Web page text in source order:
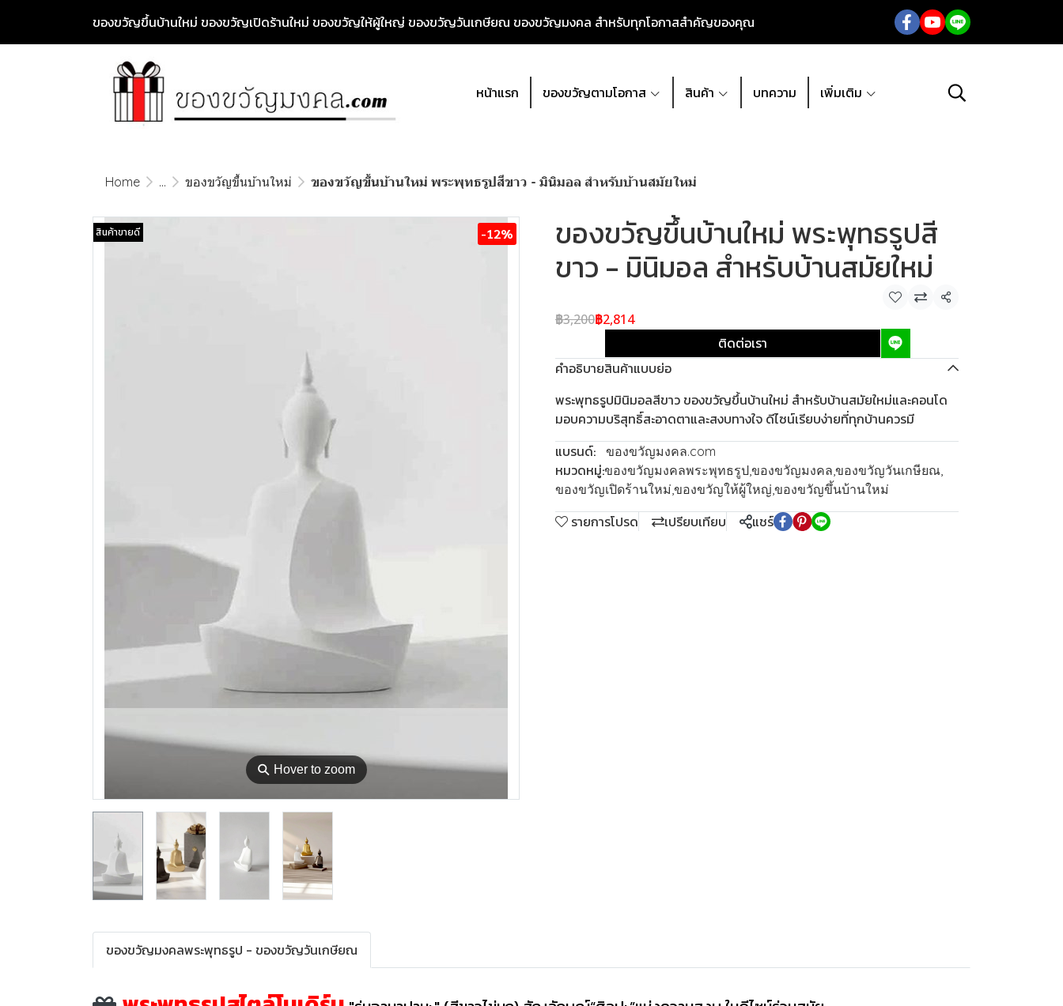
ของขวัญขึ้นบ้านใหม่ ของขวัญเปิดร้านใหม่ ของขวัญให้ผู้ใหญ่ ของขวัญวันเกษียณ ของขวัญมงคล สำหรับทุกโอกาสสำคัญของคุณ
หน้าแรก ของขวัญตามโอกาส สินค้า บทความ เพิ่มเติม
Home ... ของขวัญขึ้นบ้านใหม่ ของขวัญขึ้นบ้านใหม่ พระพุทธรูปสีขาว - มินิมอล สำหรับบ้านสมัยใหม่
⚲ Hover to zoom
สินค้าขายดี -12% ของขวัญขึ้นบ้านใหม่ พระพุทธรูปสี
ขาว - มินิมอล สำหรับบ้านสมัยใหม่
แชร์
฿3,200฿2,814
ติดต่อเรา
คำอธิบายสินค้าแบบย่อ
พระพุทธรูปมินิมอลสีขาว ของขวัญขึ้นบ้านใหม่ สำหรับบ้านสมัยใหม่และคอนโด
มอบความบริสุทธิ์สะอาดตาและสงบทางใจ ดีไซน์เรียบง่ายที่ทุกบ้านควรมี
แบรนด์:
ของขวัญมงคล.com
หมวดหมู่:ของขวัญมงคลพระพุทธรูป,ของขวัญมงคล,ของขวัญวันเกษียณ,
ของขวัญเปิดร้านใหม่,ของขวัญให้ผู้ใหญ่,ของขวัญขึ้นบ้านใหม่
รายการโปรด เปรียบเทียบ แชร์
ของขวัญมงคลพระพุทธรูป - ของขวัญวันเกษียณ